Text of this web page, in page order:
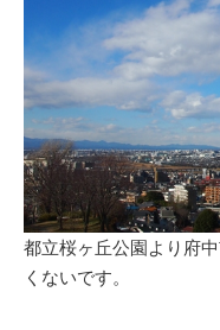
都立桜ヶ丘公園より府
くないです。